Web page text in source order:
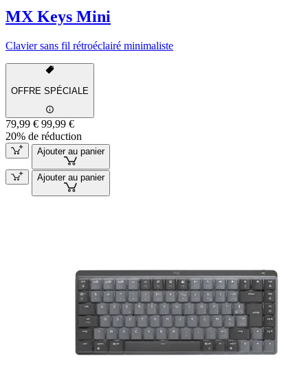
MX Keys Mini
Clavier sans fil rétroéclairé minimaliste
OFFRE SPÉCIALE
79,99 € 99,99 €
20% de réduction
Ajouter au panier
Ajouter au panier